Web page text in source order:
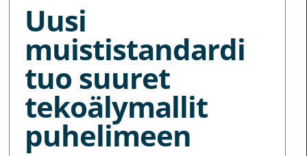
Uusi
muististandardi
tuo suuret
tekoälymallit
puhelimeen